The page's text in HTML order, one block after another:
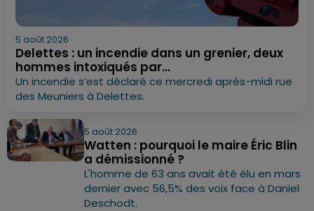
5 août 2026
Delettes : un incendie dans un grenier, deux
hommes intoxiqués par...
Un incendie s’est déclaré ce mercredi après-midi rue
des Meuniers à Delettes.
5 août 2026
Watten : pourquoi le maire Éric Blin
a démissionné ?
L'homme de 63 ans avait été élu en mars
dernier avec 56,5% des voix face à Daniel
Deschodt.